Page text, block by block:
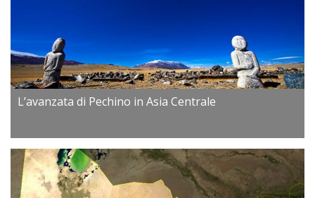
L’avanzata di Pechino in Asia Centrale